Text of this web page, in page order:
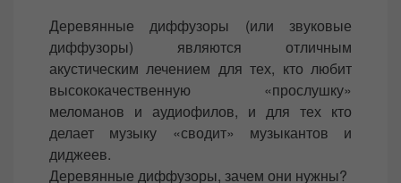
s
t
e
d
o
n
Деревянные диффузоры (или звуковые
диффузоры) являются отличным
акустическим лечением для тех, кто любит
высококачественную «прослушку»
меломанов и аудиофилов, и для тех кто
делает музыку «сводит» музыкантов и
диджеев.
Деревянные диффузоры, зачем они нужны?